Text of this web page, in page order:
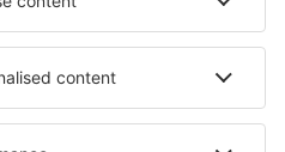
Blovice
în Barcelos